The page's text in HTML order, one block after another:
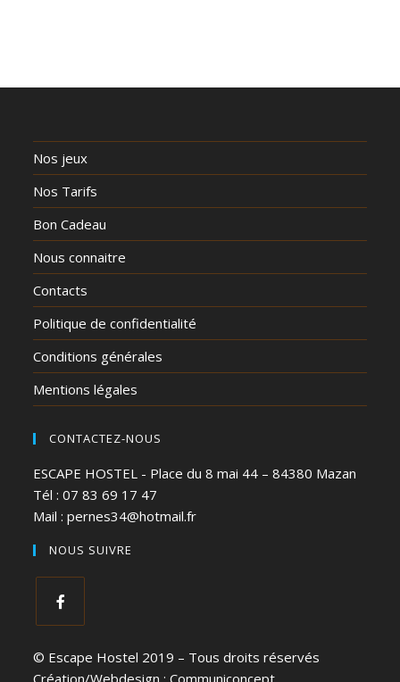
Nos jeux
Nos Tarifs
Bon Cadeau
Nous connaitre
Contacts
Politique de confidentialité
Conditions générales
Mentions légales
CONTACTEZ-NOUS
ESCAPE HOSTEL - Place du 8 mai 44 – 84380 Mazan
Tél : 07 83 69 17 47
Mail :pernes34@hotmail.fr
NOUS SUIVRE
© Escape Hostel 2019 – Tous droits réservés
Création/Webdesign :Communiconcept